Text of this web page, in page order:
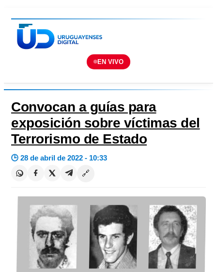
EN VIVO
Convocan a guías para
exposición sobre víctimas del
Terrorismo de Estado
🕒 28 de abril de 2022 - 10:33
🔗